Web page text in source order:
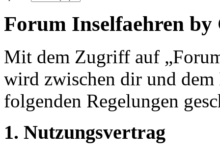
Forum Inselfaehren
Mit dem Zugriff auf
wird zwischen dir und
folgenden Regelungen
1. Nutzungsvertrag